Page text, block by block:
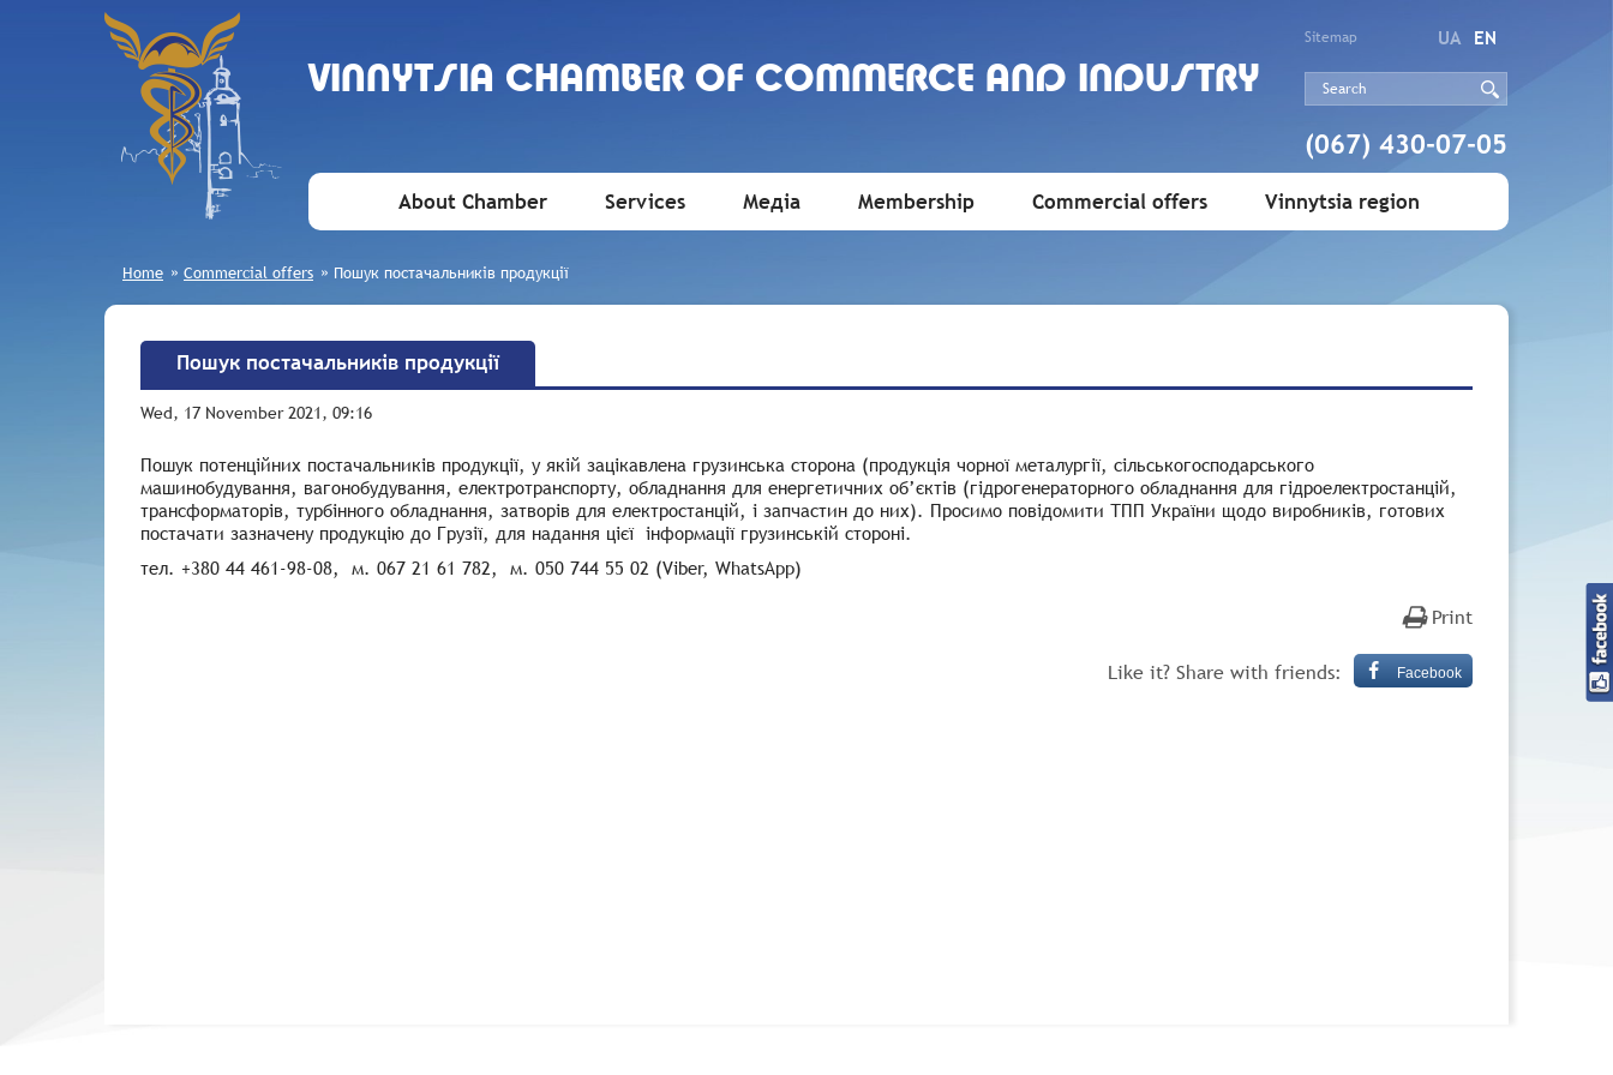
VINNYTSIA CHAMBER OF COMMERCE AND INDUSTRY
Sitemap UA EN
(067) 430-07-05
About Chamber Services Медіа Membership Commercial offers Vinnytsia region
Home » Commercial offers » Пошук постачальників продукції
Пошук постачальників продукції
Wed, 17 November 2021, 09:16
Пошук потенційних постачальників продукції, у якій зацікавлена грузинська сторона (продукція чорної металургії, сільськогосподарського
машинобудування, вагонобудування, електротранспорту, обладнання для енергетичних об’єктів (гідрогенераторного обладнання для гідроелектростанцій,
трансформаторів, турбінного обладнання, затворів для електростанцій, і запчастин до них). Просимо повідомити ТПП України щодо виробників, готових
постачати зазначену продукцію до Грузії, для надання цієї інформації грузинській стороні.
тел. +380 44 461-98-08, м. 067 21 61 782, м. 050 744 55 02 (Viber, WhatsApp)
Print
Like it? Share with friends: Facebook